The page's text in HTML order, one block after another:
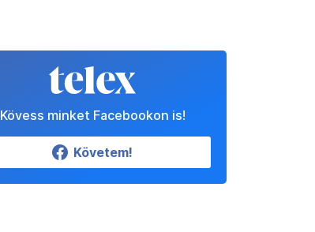
Kövess minket Facebookon is!
Követem!